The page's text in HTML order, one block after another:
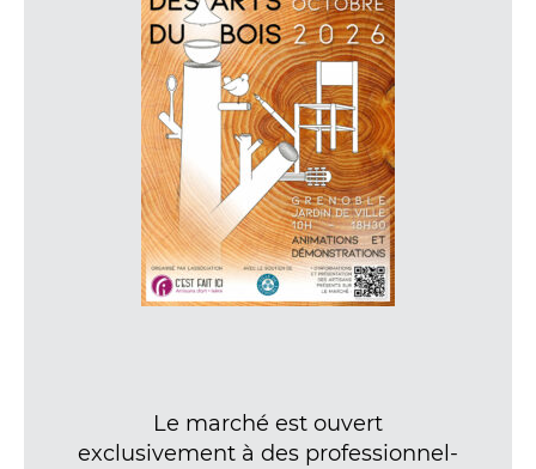
Le marché est ouvert
exclusivement à des professionnel-